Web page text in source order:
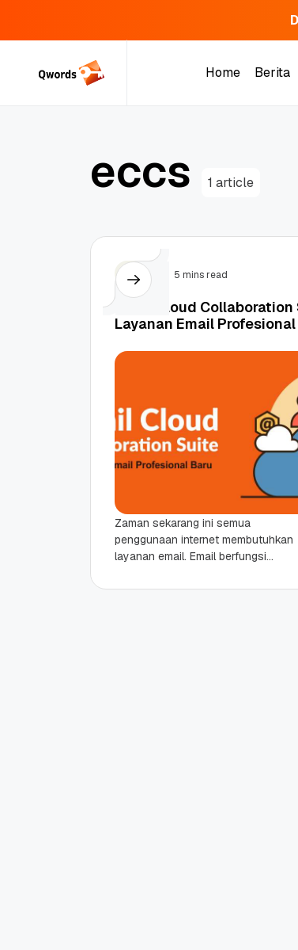
Home
Berita
eccs 1 article
Email 5 mins read
Email Cloud
Layanan Email
Zaman sekarang ini semua
penggunaan internet membutuhkan
layanan email. Email berfungsi
dan menerima email, identitas diri,